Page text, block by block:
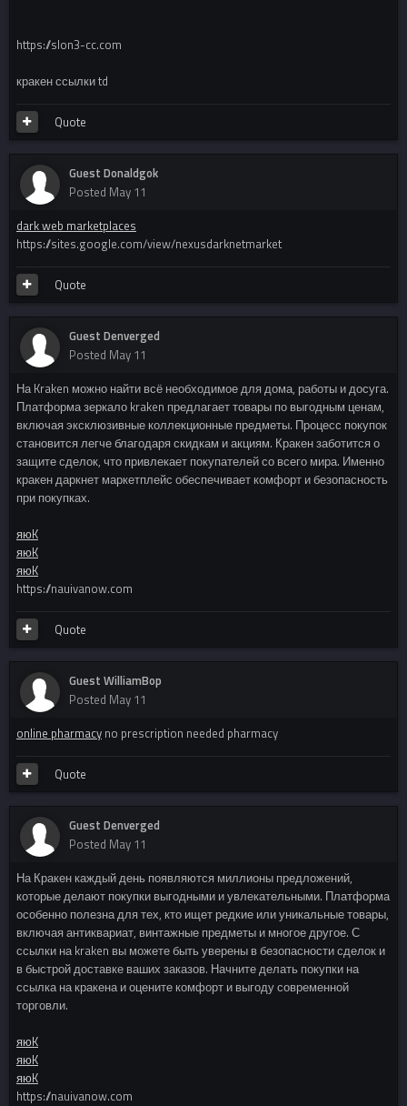
https://slon3-cc.com
кракен ссылки td
Quote
Guest Donaldgok
Posted May 11
dark web marketplaces
https://sites.google.com/view/nexusdarknetmarket
Quote
Guest Denverged
Posted May 11
На Kraken можно найти всё необходимое для дома, работы и досуга.
Платформа зеркало kraken предлагает товары по выгодным ценам,
включая эксклюзивные коллекционные предметы. Процесс покупок
становится легче благодаря скидкам и акциям. Кракен заботится о
защите сделок, что привлекает покупателей со всего мира. Именно
кракен даркнет маркетплейс обеспечивает комфорт и безопасность
при покупках.
яюK
яюK
яюK
https://nauivanow.com
Quote
Guest WilliamBop
Posted May 11
online pharmacy no prescription needed pharmacy
Quote
Guest Denverged
Posted May 11
На Кракен каждый день появляются миллионы предложений,
которые делают покупки выгодными и увлекательными. Платформа
особенно полезна для тех, кто ищет редкие или уникальные товары,
включая антиквариат, винтажные предметы и многое другое. С
ссылки на kraken вы можете быть уверены в безопасности сделок и
в быстрой доставке ваших заказов. Начните делать покупки на
ссылка на кракена и оцените комфорт и выгоду современной
торговли.
яюK
яюK
яюK
https://nauivanow.com